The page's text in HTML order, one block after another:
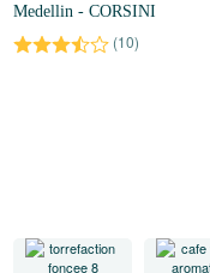
Medellin - CORSINI
(10)